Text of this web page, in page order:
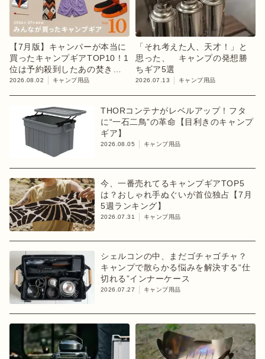
【7月版】キャンパーが本当に
買ったキャンプギアTOP10！1
位は予約殺到したあの焚き火
台
2026.08.02 キャンプ用品
「それ考えた人、天才！」と
思った、 キャンプの発想勝
ちギア5選
2026.07.13 キャンプ用品
THORコンテナがレベルアップ！フタ
に“一石二鳥”の革命【目利きのキャンプ
ギア】
2026.08.05 キャンプ用品
今、一番売れてるキャンプギアTOP5
は？おしゃれ手ぬぐいが首位独占【7月
5週ランキング】
2026.07.31 キャンプ用品
シェルコンの中、まだゴチャゴチャ？
キャンプで散らかる悩みを解決する“仕
切れる”インナーケース
2026.07.27 キャンプ用品